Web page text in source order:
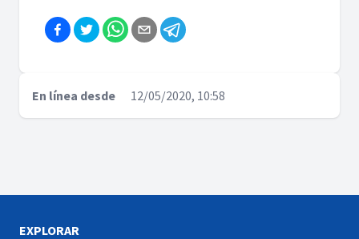
En línea desde 12/05/2020, 10:58
EXPLORAR